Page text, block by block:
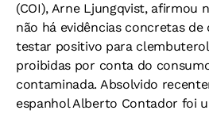
(COI), Arne Ljungqvist, afirmou
não há evidências concretas
testar positivo para
proibidas por conta do
contaminada. Absolvido
espanhol Alberto Contador foi